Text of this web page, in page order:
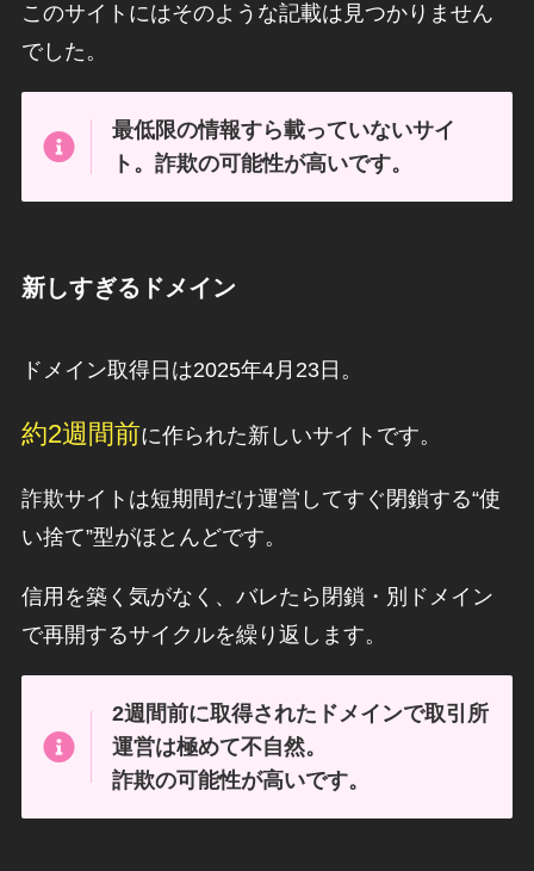
このサイトにはそのような記載は見つかりません
でした。
最低限の情報すら載っていないサイ
ト。詐欺の可能性が高いです。
新しすぎるドメイン
ドメイン取得日は2025年4月23日。
約2週間前に作られた新しいサイトです。
詐欺サイトは短期間だけ運営してすぐ閉鎖する“使
い捨て”型がほとんどです。
信用を築く気がなく、バレたら閉鎖・別ドメイン
で再開するサイクルを繰り返します。
2週間前に取得されたドメインで取引所
運営は極めて不自然。
詐欺の可能性が高いです。